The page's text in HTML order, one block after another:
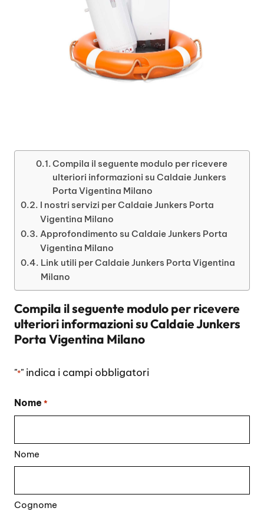
Compila il seguente modulo per ricevere
ulteriori informazioni su Caldaie Junkers
Porta Vigentina Milano
I nostri servizi per Caldaie Junkers Porta
Vigentina Milano
Approfondimento su Caldaie Junkers Porta
Vigentina Milano
Link utili per Caldaie Junkers Porta Vigentina
Milano
Compila il seguente modulo per ricevere
ulteriori informazioni suCaldaie Junkers
Porta Vigentina Milano
"*" indica i campi obbligatori
Nome *
Nome
Cognome